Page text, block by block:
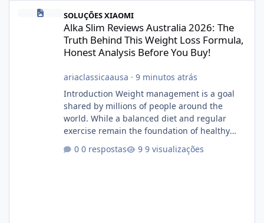
SOLUÇÕES XIAOMI
Alka Slim Reviews Australia 2026: The
Truth Behind This Weight Loss Formula,
Honest Analysis Before You Buy!
ariaclassicaausa · 9 minutos atrás
Introduction Weight management is a goal
shared by millions of people around the
world. While a balanced diet and regular
exercise remain the foundation of healthy
dietary supplements for additional support.
0 respostas 9 visualizações